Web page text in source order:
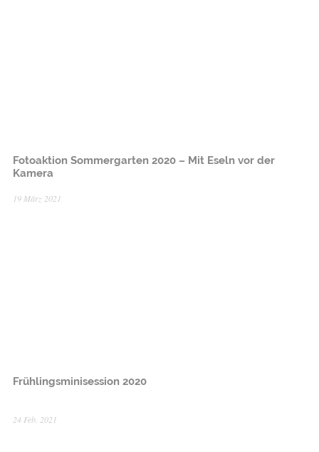
Fotoaktion Sommergarten 2020 – Mit Eseln vor der
Kamera
19 März 2021
Frühlingsminisession 2020
24 Feb. 2021